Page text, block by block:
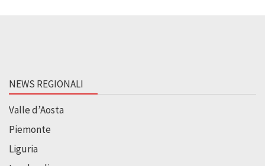
NEWS REGIONALI
Valle d’Aosta
Piemonte
Liguria